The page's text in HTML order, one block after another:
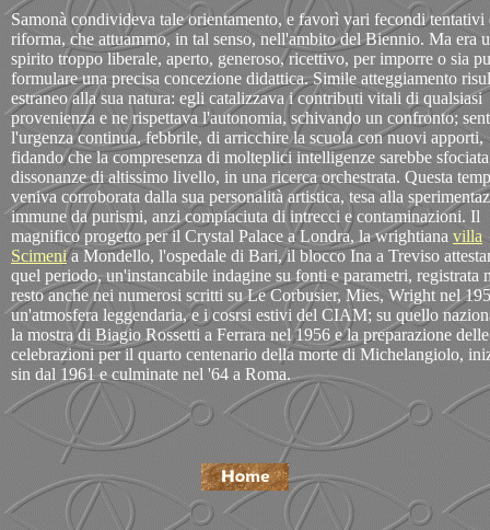
Samonà condivideva tale orientamento, e favorì vari fecondi tentativi
riforma, che attuammo, in tal senso, nell'ambito del Biennio. Ma era
spirito troppo liberale, aperto, generoso, ricettivo, per imporre o sia
formulare una precisa concezione didattica. Simile atteggiamento
estraneo alla sua natura: egli catalizzava i contributi vitali di qualsiasi
provenienza e ne rispettava l'autonomia, schivando un confronto;
l'urgenza continua, febbrile, di arricchire la scuola con nuovi apporti,
fidando che la compresenza di molteplici intelligenze sarebbe
dissonanze di altissimo livello, in una ricerca orchestrata. Questa
veniva corroborata dalla sua personalità artistica, tesa alla
immune da purismi, anzi compiaciuta di intrecci e contaminazioni. Il
magnifico progetto per il Crystal Palace a Londra, la wrightiana villa
Scimenia Mondello, l'ospedale di Bari, il blocco Ina a Treviso
quel periodo, un'instancabile indagine su fonti e parametri, registrata
resto anche nei numerosi scritti su Le Corbusier, Mies, Wright nel
un'atmosfera leggendaria, e i cosrsi estivi del CIAM; su quello
la mostra di Biagio Rossetti a Ferrara nel 1956 e la preparazione delle
celebrazioni per il quarto centenario della morte di Michelangiolo,
sin dal 1961 e culminate nel '64 a Roma.